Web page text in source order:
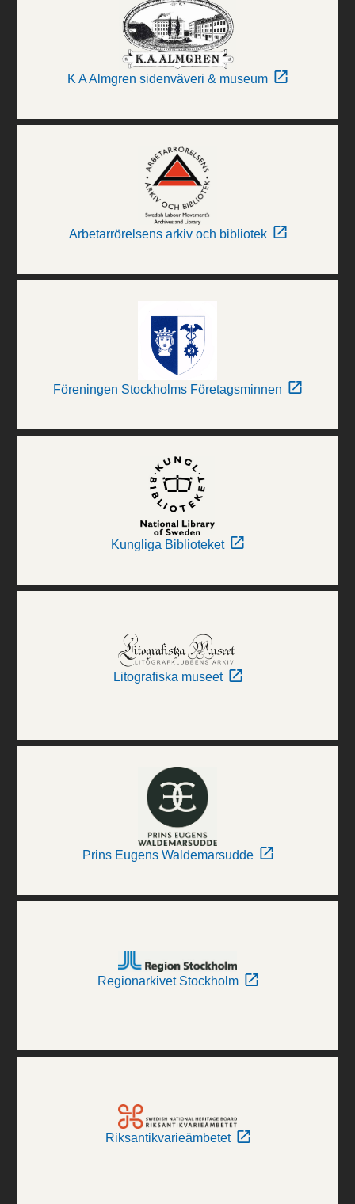
K A Almgren sidenväveri & museum
Arbetarrörelsens arkiv och bibliotek
Föreningen Stockholms Företagsminnen
Kungliga Biblioteket
Litografiska museet
Prins Eugens Waldemarsudde
Regionarkivet Stockholm
Riksantikvarieämbetet